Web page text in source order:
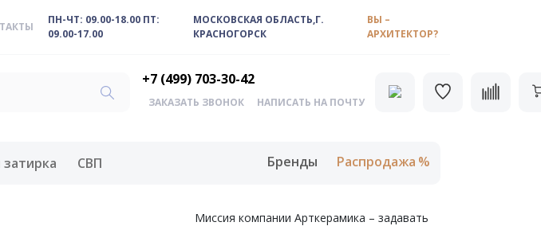
ПН-ЧТ: 09.00-18.00 ПТ:
09.00-17.00
МОСКОВСКАЯ ОБЛАСТЬ,Г.
КРАСНОГОРСК
ВЫ –
АРХИТЕКТОР?
+7 (499) 703-30-42
ЗАКАЗАТЬ ЗВОНОК НАПИСАТЬ НА ПОЧТУ
СВП Бренды Распродажа
Миссия компании Арткерамика – задавать